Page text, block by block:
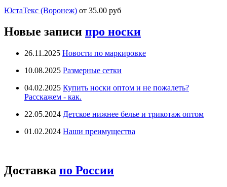
ЮстаТекс (Воронеж) от 35.00 руб
Новые записи про носки
26.11.2025 Новости по маркировке
10.08.2025 Размерные сетки
04.02.2025 Купить носки оптом и не пожалеть?
Расскажем - как.
22.05.2024 Детское нижнее белье и трикотаж оптом
01.02.2024 Наши преимущества
Доставка по России